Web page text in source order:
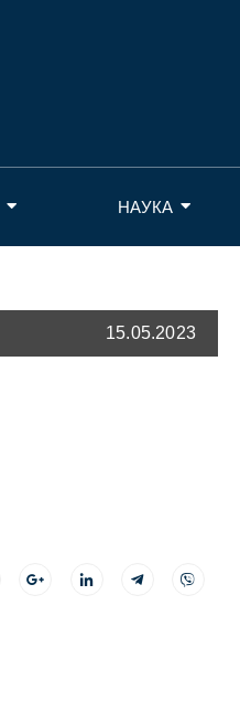
НАУКА
15.05.2023